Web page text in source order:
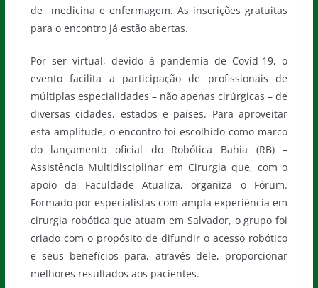
de medicina e enfermagem. As inscrições gratuitas
para o encontro já estão abertas.
Por ser virtual, devido à pandemia de Covid-19, o
evento facilita a participação de profissionais de
múltiplas especialidades – não apenas cirúrgicas – de
diversas cidades, estados e países. Para aproveitar
esta amplitude, o encontro foi escolhido como marco
do lançamento oficial do Robótica Bahia (RB) –
Assistência Multidisciplinar em Cirurgia que, com o
apoio da Faculdade Atualiza, organiza o Fórum.
Formado por especialistas com ampla experiência em
cirurgia robótica que atuam em Salvador, o grupo foi
criado com o propósito de difundir o acesso robótico
e seus benefícios para, através dele, proporcionar
melhores resultados aos pacientes.